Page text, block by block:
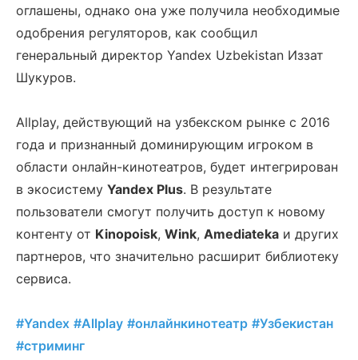
оглашены, однако она уже получила необходимые
одобрения регуляторов, как сообщил
генеральный директор Yandex Uzbekistan Иззат
Шукуров.
Allplay, действующий на узбекском рынке с 2016
года и признанный доминирующим игроком в
области онлайн-кинотеатров, будет интегрирован
в экосистему Yandex Plus. В результате
пользователи смогут получить доступ к новому
контенту от Kinopoisk, Wink, Amediateka и других
партнеров, что значительно расширит библиотеку
сервиса.
#Yandex #Allplay #онлайнкинотеатр #Узбекистан
#стриминг